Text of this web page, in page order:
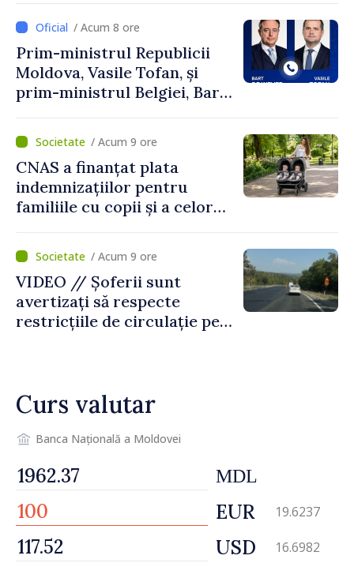
/ Acum 8 ore
Prim-ministrul Republicii
Moldova, Vasile Tofan, și
prim-ministrul Belgiei, Bart
despre parcursul european
al Republicii Moldova.
/ Acum 9 ore
CNAS a finanțat plata
indemnizațiilor pentru
familiile cu copii și a celor
temporară de muncă
/ Acum 9 ore
VIDEO // Șoferii sunt
avertizați să respecte
restricțiile de circulație pe
Curs valutar
Banca Națională a Moldovei
MDL
EUR 19.6237
USD 16.6982